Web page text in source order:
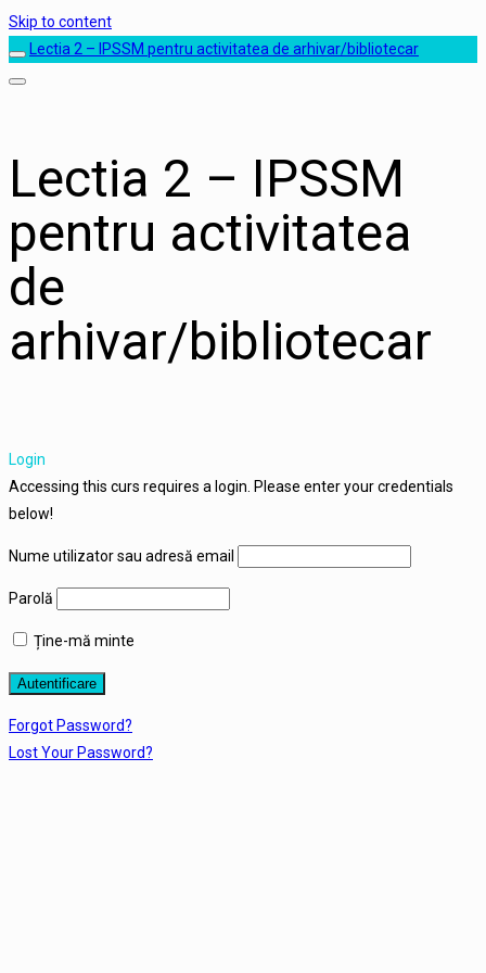
Skip to content
Lectia 2 – IPSSM pentru activitatea de arhivar/bibliotecar
Lectia 2 – IPSSM
pentru activitatea
de
arhivar/bibliotecar
Login
Accessing this curs requires a login. Please enter your credentials
below!
Nume utilizator sau adresă email
Parolă
Ține-mă minte
Forgot Password?
Lost Your Password?